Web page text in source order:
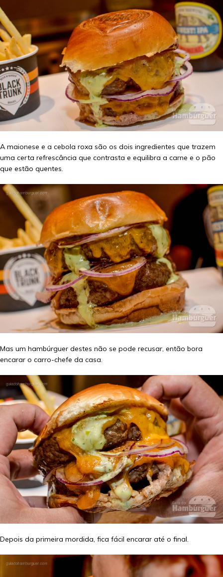
A maionese e a cebola roxa são os dois ingredientes que trazem
uma certa refrescância que contrasta e equilibra a carne e o pão
que estão quentes.
Mas um hambúrguer destes não se pode recusar, então bora
encarar o carro-chefe da casa.
Depois da primeira mordida, fica fácil encarar até o final.